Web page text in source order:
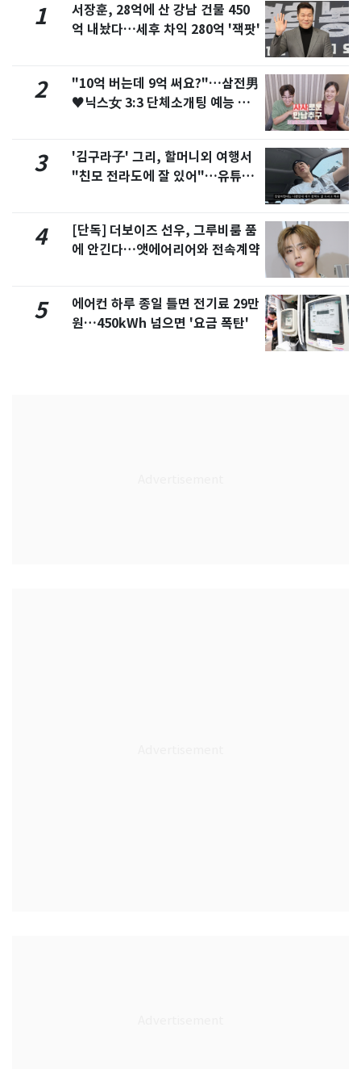
1
서장훈, 28억에 산 강남 건물 450
억 내놨다…세후 차익 280억 '잭팟'
2
"10억 버는데 9억 써요?"…삼전男
♥닉스女 3:3 단체소개팅 예능 화
3
'김구라子' 그리, 할머니외 여행서
"친모 전라도에 잘 있어"…유튜브
4
[단독] 더보이즈 선우, 그루비룸 품
에 안긴다…앳에어리어와 전속계약
5
에어컨 하루 종일 틀면 전기료 29만
원…450kWh 넘으면 '요금 폭탄'